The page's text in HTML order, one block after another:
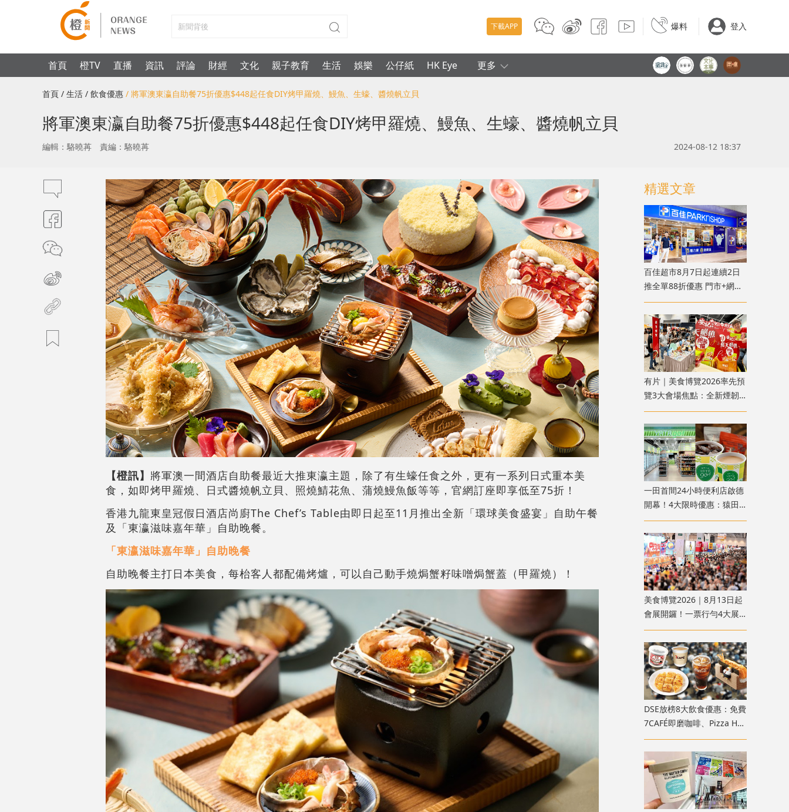
下載APP 爆料 登入
首頁 橙TV 直播 資訊 評論 財經 文化 親子教育 生活 娛樂 公仔紙 HK Eye 更多
首頁 / 生活 / 飲食優惠 / 將軍澳東瀛自助餐75折優惠$448起任食DIY烤甲羅燒、鰻魚、生蠔、醬燒帆立貝
將軍澳東瀛自助餐75折優惠$448起任食DIY烤甲羅燒、鰻魚、生蠔、醬燒帆立貝
編輯：駱曉苒 責編：駱曉苒 2024-08-12 18:37
【橙訊】 將軍澳一間酒店自助餐最近大推東瀛主題，除了有生蠔任食之外，更有一系列日式重本美
食，如即烤甲羅燒、日式醬燒帆立貝、照燒鯖花魚、蒲燒鰻魚飯等等，官網訂座即享低至75折！
香港九龍東皇冠假日酒店尚廚The Chef’s Table由即日起至11月推出全新「環球美食盛宴」自助午餐
及「東瀛滋味嘉年華」自助晚餐。
「東瀛滋味嘉年華」自助晚餐
自助晚餐主打日本美食，每枱客人都配備烤爐，可以自己動手燒焗蟹籽味噌焗蟹蓋（甲羅燒）！
精選文章
百佳超市8月7日起連續2日
推全單88折優惠 門市+網店
同步滿額即折
有片｜美食博覽2026率先預
覽3大會場焦點：全新煙韌
市集、必搶10大$1產品、中
秋月餅優惠
一田首間24小時便利店啟德
開幕！4大限時優惠：猿田
彥即磨咖啡買一送一、魚蛋
燒賣$10份
美食博覽2026｜8月13日起
會展開鑼！一票行勻4大展
覽 附門票及開放時間詳情
DSE放榜8大飲食優惠：免費
7CAFÉ即磨咖啡、Pizza Hut
迷你批、元氣壽司手卷